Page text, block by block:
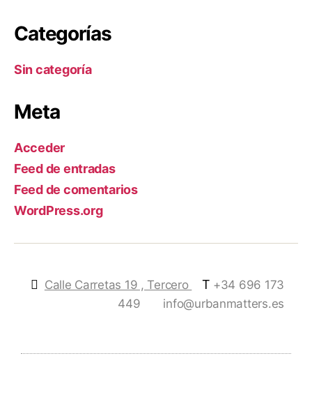
Categorías
Sin categoría
Meta
Acceder
Feed de entradas
Feed de comentarios
WordPress.org
Calle Carretas 19 , Tercero T +34 696 173
449
info@urbanmatters.es